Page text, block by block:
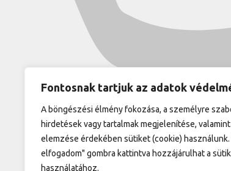
Fontosnak tartjuk az adatok
A böngészési élmény fokozása, a személyre
hirdetések vagy tartalmak megjelenítése,
elemzése érdekében sütiket (cookie)
elfogadom" gombra kattintva hozzájárulhat a sütik
használatához.